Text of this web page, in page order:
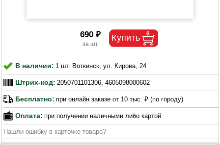
690 ₽
В наличии: 1 шт. Воткинск, ул. Кирова, 24
Штрих-код: 2050701101306, 4605098000602
Бесплатно: при онлайн заказе от 10 тыс. ₽ (по городу)
Оплата: при получении наличными либо картой
Нашли ошибку в карточке товара?